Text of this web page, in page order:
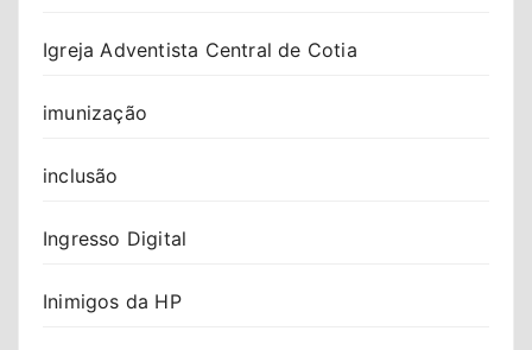
Igreja Adventista Central de Cotia
imunização
inclusão
Ingresso Digital
Inimigos da HP